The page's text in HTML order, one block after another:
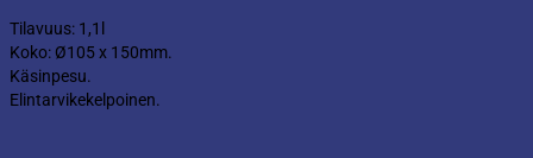
Tilavuus: 1,1l
Koko: Ø105 x 150mm.
Käsinpesu.
Elintarvikekelpoinen.